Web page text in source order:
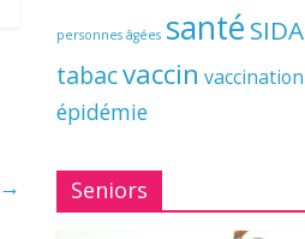
→
personnes âgées santé SIDA
tabacvaccin vaccination
épidémie
Seniors